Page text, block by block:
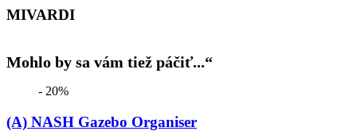
MIVARDI
Mohlo by sa vám tiež páčiť...“
- 20%
(A) NASH Gazebo Organiser